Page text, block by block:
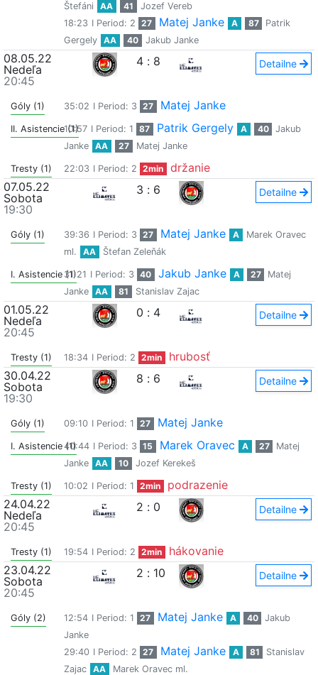
Štefáni
AA 41
Jozef Vereb
18:23 I Period: 2 27 Matej Janke A 87
Patrik
Gergely
AA 40 Jakub Janke
08.05.22
Nedeľa
20:45
4 : 8 Detailne
Góly (1) 35:02 I Period: 3 27 Matej Janke
II. Asistencie (1)
10:57 I Period: 1 87 Patrik Gergely A 40
Jakub
Janke
AA 27 Matej Janke
Tresty (1) 22:03 I Period: 2 2min
držanie
07.05.22
Sobota
19:30
3 : 6 Detailne
Góly (1) 39:36 I Period: 3 27 Matej Janke A
Marek Oravec
ml.
AA Štefan Zeleňák
I. Asistencie (1)31:21 I Period: 3 40 Jakub Janke A 27
Matej
Janke
AA 81 Stanislav Zajac
01.05.22
Nedeľa
20:45
0 : 4 Detailne
Tresty (1) 18:34 I Period: 2 2min
hrubosť
30.04.22
Sobota
19:30
8 : 6 Detailne
Góly (1) 09:10 I Period: 1 27 Matej Janke
I. Asistencie (1)40:44 I Period: 3 15 Marek Oravec A 27
Matej
Janke
AA 10 Jozef Kerekeš
Tresty (1) 10:02 I Period: 1 2min
podrazenie
24.04.22
Nedeľa
20:45
2 : 0 Detailne
Tresty (1) 19:54 I Period: 2 2min
hákovanie
23.04.22
Sobota
20:45
2 : 10 Detailne
Góly (2) 12:54 I Period: 1 27 Matej Janke A 40
Jakub
Janke
29:40 I Period: 2 27 Matej Janke A 81
Stanislav
Zajac
AA Marek Oravec ml.